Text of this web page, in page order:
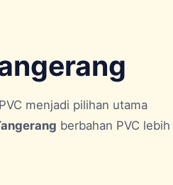
menjadi pilihan utama
berbahan PVC lebih